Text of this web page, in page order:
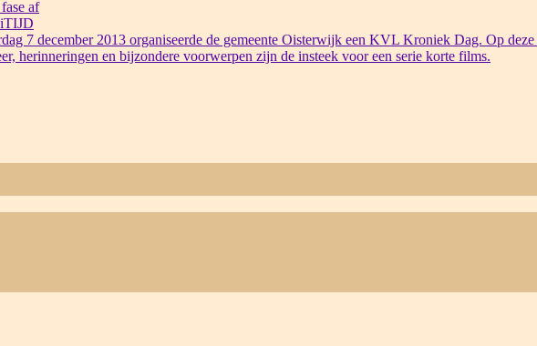
af
7 december 2013 organiseerde de gemeente Oisterwijk een KVL Kroniek Dag. Op
herinneringen en bijzondere voorwerpen zijn de insteek voor een serie korte films.